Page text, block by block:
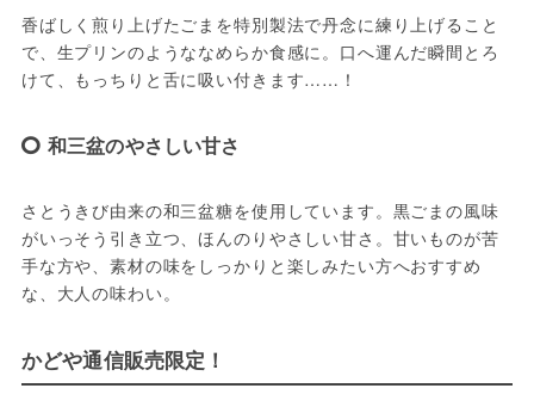
香ばしく煎り上げたごまを特別製法で丹念に練り上げること
で、生プリンのようななめらか食感に。口へ運んだ瞬間とろ
けて、もっちりと舌に吸い付きます……！
和三盆のやさしい甘さ
さとうきび由来の和三盆糖を使用しています。黒ごまの風味
がいっそう引き立つ、ほんのりやさしい甘さ。甘いものが苦
手な方や、素材の味をしっかりと楽しみたい方へおすすめ
な、大人の味わい。
かどや通信販売限定！